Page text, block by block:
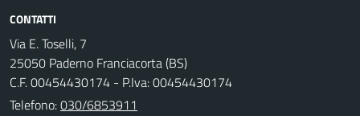
CONTATTI
Via E. Toselli, 7
25050 Paderno Franciacorta (BS)
C.F. 00454430174 - P.Iva: 00454430174
Telefono:030/6853911